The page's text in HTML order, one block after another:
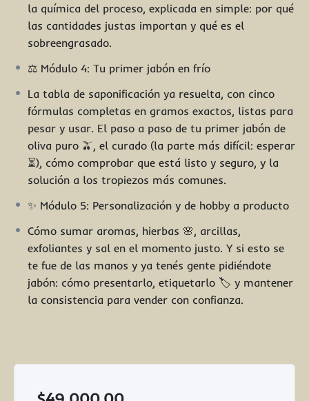
la química del proceso, explicada en simple: por qué
las cantidades justas importan y qué es el
sobreengrasado.
⚖️ Módulo 4: Tu primer jabón en frío
La tabla de saponificación ya resuelta, con cinco
fórmulas completas en gramos exactos, listas para
pesar y usar. El paso a paso de tu primer jabón de
oliva puro 🫒, el curado (la parte más difícil: esperar
⏳), cómo comprobar que está listo y seguro, y la
solución a los tropiezos más comunes.
✨ Módulo 5: Personalización y de hobby a producto
Cómo sumar aromas, hierbas 🌸, arcillas,
exfoliantes y sal en el momento justo. Y si esto se
te fue de las manos y ya tenés gente pidiéndote
jabón: cómo presentarlo, etiquetarlo 🏷️ y mantener
la consistencia para vender con confianza.